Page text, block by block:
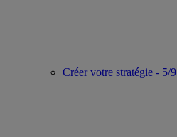
Créer votre stratégie - 5/9